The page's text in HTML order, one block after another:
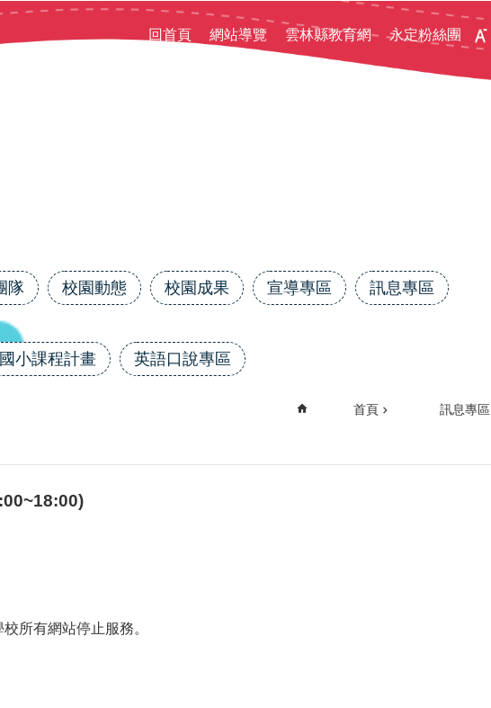
回首頁
網站導覽 雲林縣教育網 永定粉絲團
隊 校園動態 校園成果 宣導專區 訊息專區
小課程計畫 英語口說專區
首頁 訊息專區
所有網站停止服務。